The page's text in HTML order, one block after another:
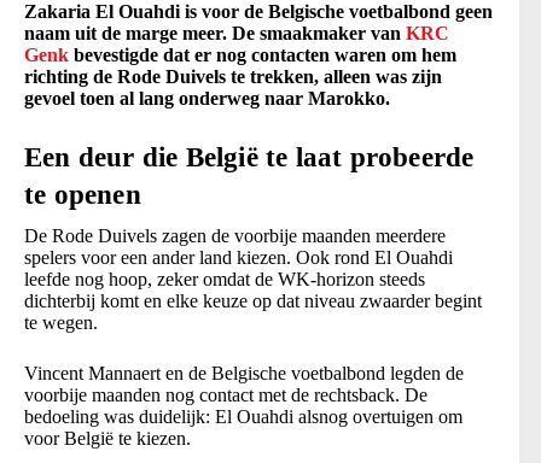
Zakaria El Ouahdi is voor de Belgische voetbalbond geen
naam uit de marge meer. De smaakmaker van KRC
Genk bevestigde dat er nog contacten waren om hem
richting de Rode Duivels te trekken, alleen was zijn
gevoel toen al lang onderweg naar Marokko.
Een deur die België te laat probeerde
te openen
De Rode Duivels zagen de voorbije maanden meerdere
spelers voor een ander land kiezen. Ook rond El Ouahdi
leefde nog hoop, zeker omdat de WK-horizon steeds
dichterbij komt en elke keuze op dat niveau zwaarder begint
te wegen.
Vincent Mannaert en de Belgische voetbalbond legden de
voorbije maanden nog contact met de rechtsback. De
bedoeling was duidelijk: El Ouahdi alsnog overtuigen om
voor België te kiezen.